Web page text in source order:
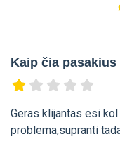
Kaip čia pasakius
Geras klijantas esi
problema,supranti